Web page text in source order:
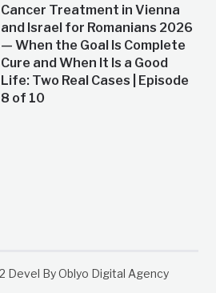
Cancer Treatment in Vienna
and Israel for Romanians 2026
— When the Goal Is Complete
Cure and When It Is a Good
Life: Two Real Cases | Episode
8 of 10
Devel By Oblyo Digital Agency